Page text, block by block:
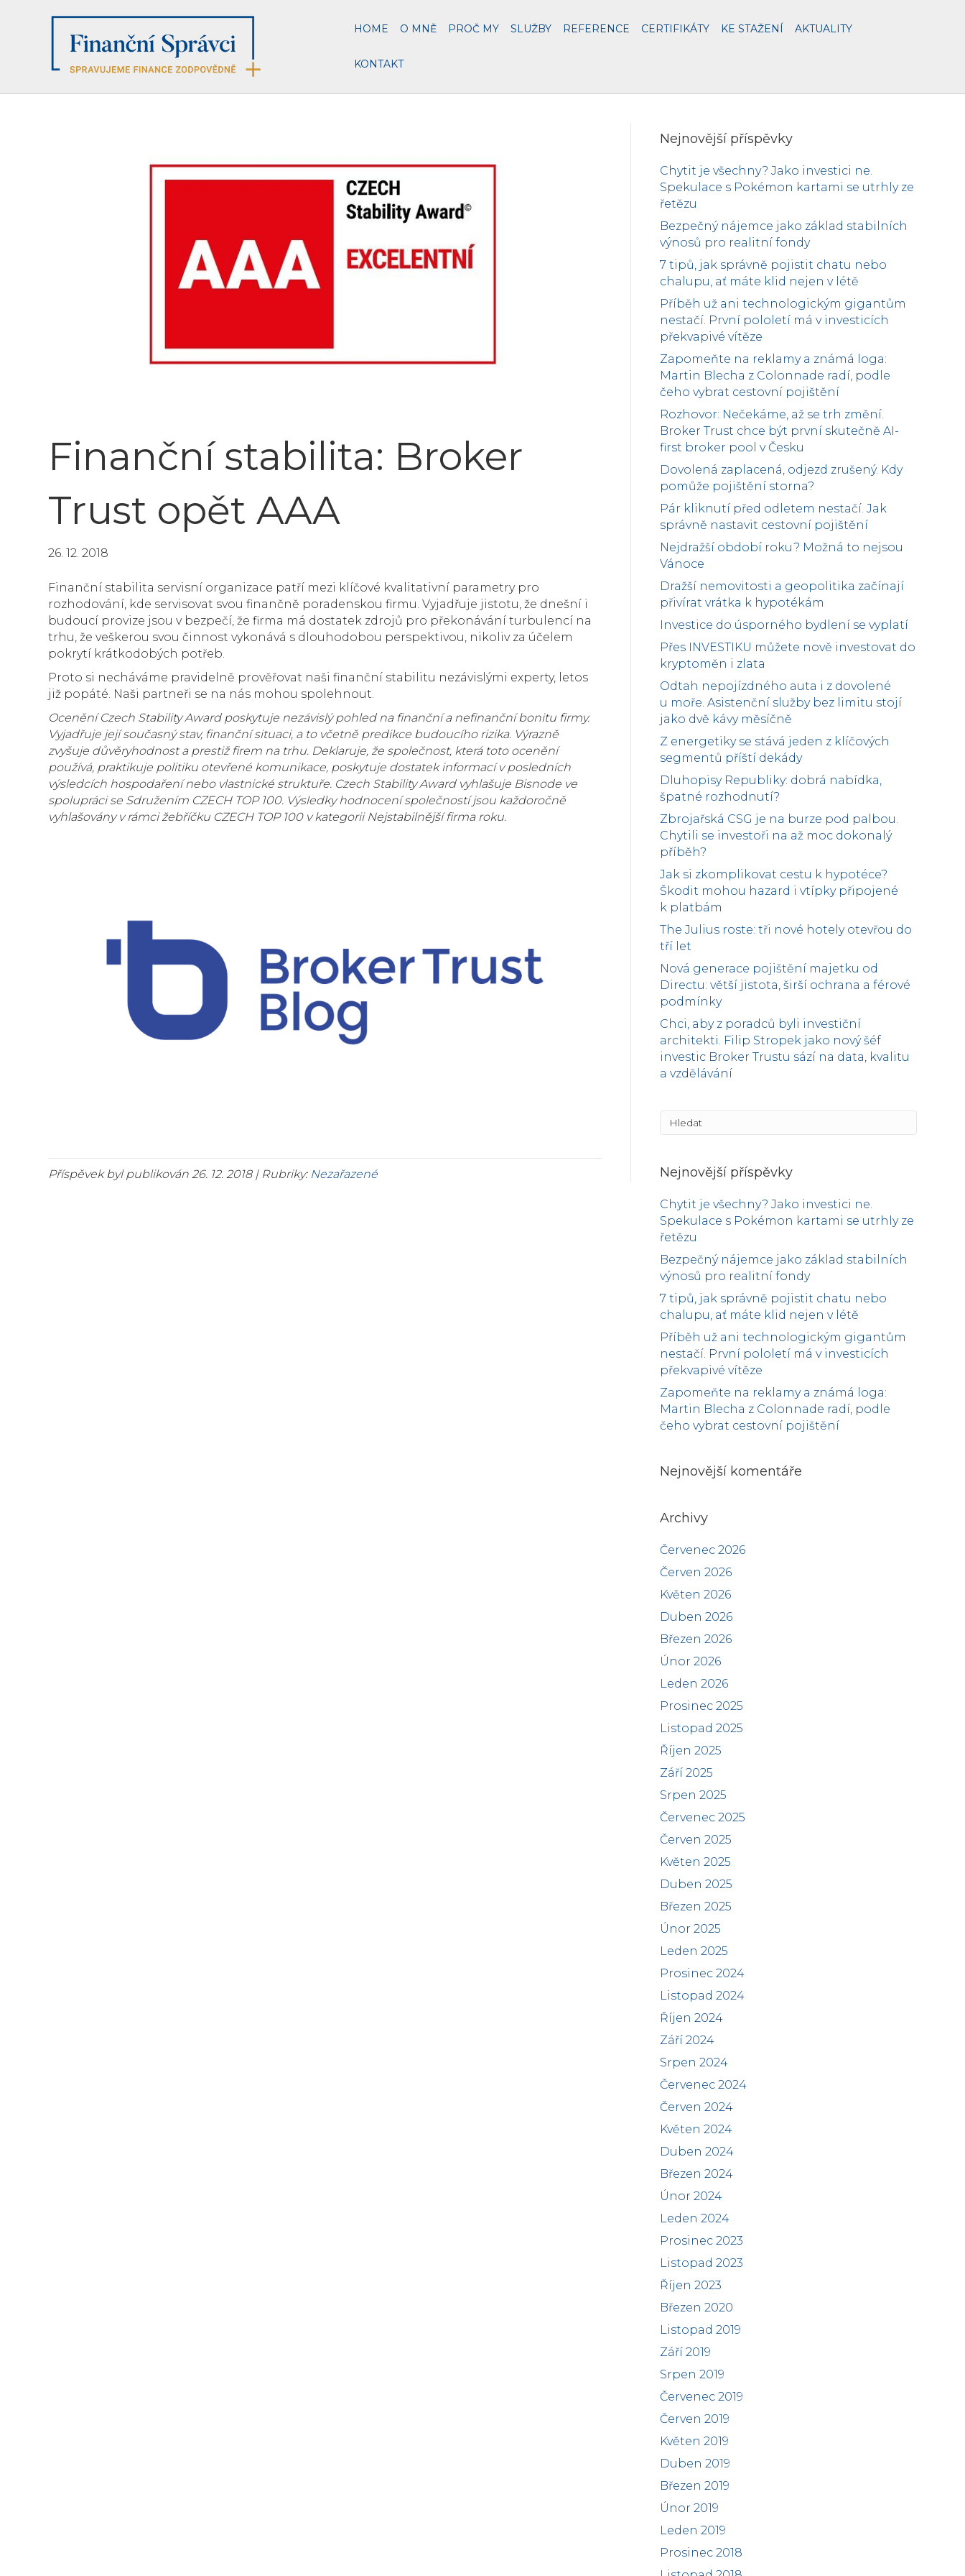
HOME O MNĚ PROČ MY SLUŽBY REFERENCE CERTIFIKÁTY KE STAŽENÍ AKTUALITY
KONTAKT
Finanční stabilita: Broker
Trust opět AAA
26. 12. 2018
Finanční stabilita servisní organizace patří mezi klíčové kvalitativní parametry pro
rozhodování, kde servisovat svou finančně poradenskou firmu. Vyjadřuje jistotu, že dnešní i
budoucí provize jsou v bezpečí, že firma má dostatek zdrojů pro překonávání turbulencí na
trhu, že veškerou svou činnost vykonává s dlouhodobou perspektivou, nikoliv za účelem
pokrytí krátkodobých potřeb.
Proto si necháváme pravidelně prověřovat naši finanční stabilitu nezávislými experty, letos
již popáté. Naši partneři se na nás mohou spolehnout.
Ocenění Czech Stability Award poskytuje nezávislý pohled na finanční a nefinanční bonitu firmy.
Vyjadřuje její současný stav, finanční situaci, a to včetně predikce budoucího rizika. Výrazně
zvyšuje důvěryhodnost a prestiž firem na trhu. Deklaruje, že společnost, která toto ocenění
používá, praktikuje politiku otevřené komunikace, poskytuje dostatek informací v posledních
výsledcích hospodaření nebo vlastnické struktuře. Czech Stability Award vyhlašuje Bisnode ve
spolupráci se Sdružením CZECH TOP 100. Výsledky hodnocení společností jsou každoročně
vyhlašovány v rámci žebříčku CZECH TOP 100 v kategorii Nejstabilnější firma roku.
Příspěvek byl publikován 26. 12. 2018 | Rubriky: Nezařazené
Nejnovější příspěvky
Chytit je všechny? Jako investici ne.
Spekulace s Pokémon kartami se utrhly ze
řetězu
Bezpečný nájemce jako základ stabilních
výnosů pro realitní fondy
7 tipů, jak správně pojistit chatu nebo
chalupu, ať máte klid nejen v létě
Příběh už ani technologickým gigantům
nestačí. První pololetí má v investicích
překvapivé vítěze
Zapomeňte na reklamy a známá loga:
Martin Blecha z Colonnade radí, podle
čeho vybrat cestovní pojištění
Rozhovor: Nečekáme, až se trh změní.
Broker Trust chce být první skutečně AI-
first broker pool v Česku
Dovolená zaplacená, odjezd zrušený. Kdy
pomůže pojištění storna?
Pár kliknutí před odletem nestačí. Jak
správně nastavit cestovní pojištění
Nejdražší období roku? Možná to nejsou
Vánoce
Dražší nemovitosti a geopolitika začínají
přivírat vrátka k hypotékám
Investice do úsporného bydlení se vyplatí
Přes INVESTIKU můžete nově investovat do
kryptoměn i zlata
Odtah nepojízdného auta i z dovolené
u moře. Asistenční služby bez limitu stojí
jako dvě kávy měsíčně
Z energetiky se stává jeden z klíčových
segmentů příští dekády
Dluhopisy Republiky: dobrá nabídka,
špatné rozhodnutí?
Zbrojařská CSG je na burze pod palbou.
Chytili se investoři na až moc dokonalý
příběh?
Jak si zkomplikovat cestu k hypotéce?
Škodit mohou hazard i vtípky připojené
k platbám
The Julius roste: tři nové hotely otevřou do
tří let
Nová generace pojištění majetku od
Directu: větší jistota, širší ochrana a férové
podmínky
Chci, aby z poradců byli investiční
architekti. Filip Stropek jako nový šéf
investic Broker Trustu sází na data, kvalitu
a vzdělávání
Nejnovější příspěvky
Chytit je všechny? Jako investici ne.
Spekulace s Pokémon kartami se utrhly ze
řetězu
Bezpečný nájemce jako základ stabilních
výnosů pro realitní fondy
7 tipů, jak správně pojistit chatu nebo
chalupu, ať máte klid nejen v létě
Příběh už ani technologickým gigantům
nestačí. První pololetí má v investicích
překvapivé vítěze
Zapomeňte na reklamy a známá loga:
Martin Blecha z Colonnade radí, podle
čeho vybrat cestovní pojištění
Nejnovější komentáře
Archivy
Červenec 2026
Červen 2026
Květen 2026
Duben 2026
Březen 2026
Únor 2026
Leden 2026
Prosinec 2025
Listopad 2025
Říjen 2025
Září 2025
Srpen 2025
Červenec 2025
Červen 2025
Květen 2025
Duben 2025
Březen 2025
Únor 2025
Leden 2025
Prosinec 2024
Listopad 2024
Říjen 2024
Září 2024
Srpen 2024
Červenec 2024
Červen 2024
Květen 2024
Duben 2024
Březen 2024
Únor 2024
Leden 2024
Prosinec 2023
Listopad 2023
Říjen 2023
Březen 2020
Listopad 2019
Září 2019
Srpen 2019
Červenec 2019
Červen 2019
Květen 2019
Duben 2019
Březen 2019
Únor 2019
Leden 2019
Prosinec 2018